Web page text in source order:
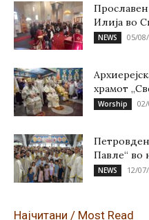
Илија во
NEWS 05/
храмот
Worship
Павле“ во
NEWS 12/
Најчитани / Most Read